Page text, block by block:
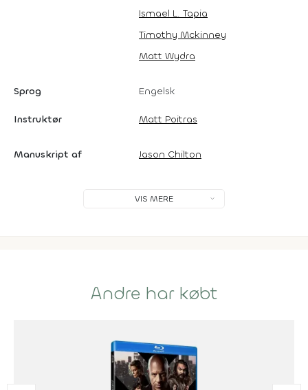
Ismael L. Tapia
Timothy Mckinney
Matt Wydra
Sprog Engelsk
Instruktør Matt Poitras
Manuskript af Jason Chilton
VIS MERE
Andre har købt